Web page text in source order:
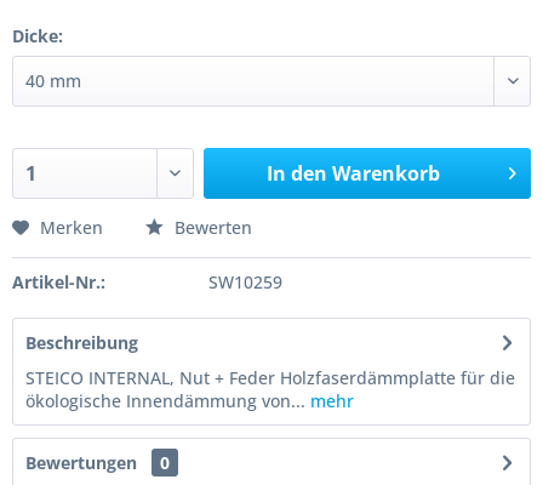
Dicke:
In den Warenkorb
Merken Bewerten
Artikel-Nr.: SW10259
Beschreibung
STEICO INTERNAL, Nut + Feder Holzfaserdämmplatte für die
ökologische Innendämmung von... mehr
Bewertungen
0